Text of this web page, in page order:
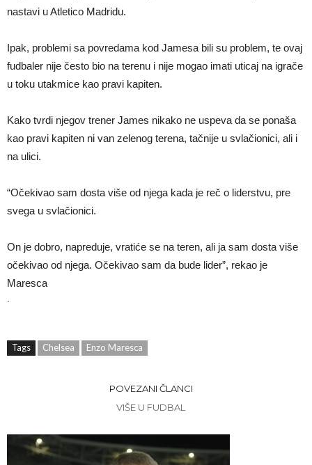
nastavi u Atletico Madridu.
Ipak, problemi sa povredama kod Jamesa bili su problem, te ovaj
fudbaler nije često bio na terenu i nije mogao imati uticaj na igrače
u toku utakmice kao pravi kapiten.
Kako tvrdi njegov trener James nikako ne uspeva da se ponaša
kao pravi kapiten ni van zelenog terena, tačnije u svlačionici, ali i
na ulici.
“Očekivao sam dosta više od njega kada je reč o liderstvu, pre
svega u svlačionici.
On je dobro, napreduje, vratiće se na teren, ali ja sam dosta više
očekivao od njega. Očekivao sam da bude lider”, rekao je
Maresca
.
Tags Chelsea Enzo Maresca
POVEZANI ČLANCI
VIŠE U FUDBAL